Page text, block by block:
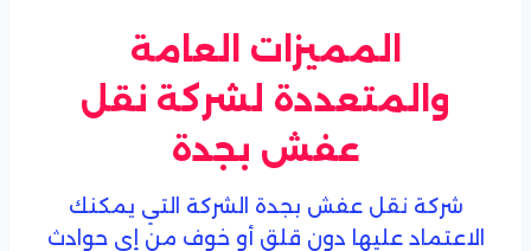
المميزات العامة
والمتعددة لشركة نقل
عفش بجدة
شركة نقل عفش بجدة الشركة التي يمكنك
الاعتماد عليها دون قلق أو خوف من إي حوادث